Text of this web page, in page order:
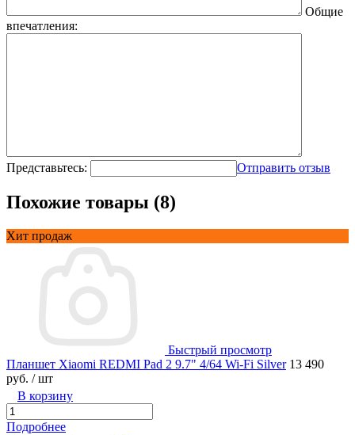
Общие
впечатления:
Представьтесь: Отправить отзыв
Похожие товары (8)
Хит продаж
Быстрый просмотр
Планшет Xiaomi REDMI Pad 2 9.7" 4/64 Wi-Fi Silver 13 490
руб. / шт
В корзину
Подробнее